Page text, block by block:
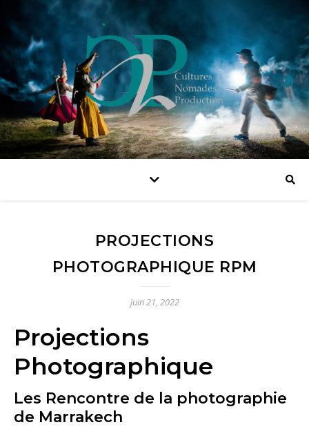
PROJECTIONS
PHOTOGRAPHIQUE RPM
juin 21, 2022
Projections
Photographique
Les Rencontre de la photographie
de Marrakech